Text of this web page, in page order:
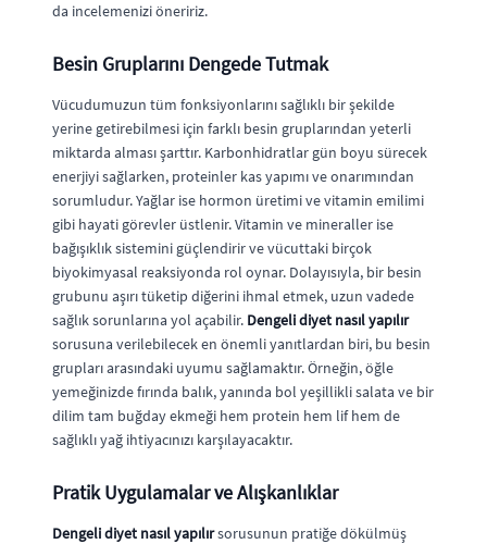
da incelemenizi öneririz.
Besin Gruplarını Dengede Tutmak
Vücudumuzun tüm fonksiyonlarını sağlıklı bir şekilde
yerine getirebilmesi için farklı besin gruplarından yeterli
miktarda alması şarttır. Karbonhidratlar gün boyu sürecek
enerjiyi sağlarken, proteinler kas yapımı ve onarımından
sorumludur. Yağlar ise hormon üretimi ve vitamin emilimi
gibi hayati görevler üstlenir. Vitamin ve mineraller ise
bağışıklık sistemini güçlendirir ve vücuttaki birçok
biyokimyasal reaksiyonda rol oynar. Dolayısıyla, bir besin
grubunu aşırı tüketip diğerini ihmal etmek, uzun vadede
sağlık sorunlarına yol açabilir. Dengeli diyet nasıl yapılır
sorusuna verilebilecek en önemli yanıtlardan biri, bu besin
grupları arasındaki uyumu sağlamaktır. Örneğin, öğle
yemeğinizde fırında balık, yanında bol yeşillikli salata ve bir
dilim tam buğday ekmeği hem protein hem lif hem de
sağlıklı yağ ihtiyacınızı karşılayacaktır.
Pratik Uygulamalar ve Alışkanlıklar
Dengeli diyet nasıl yapılırsorusunun pratiğe dökülmüş